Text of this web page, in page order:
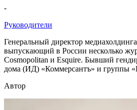
-
Руководители
Генеральный директор
выпускающий в России несколько
Cosmopolitan и Esquire. Бывший
дома (ИД) «Коммерсантъ» и группы
Автор